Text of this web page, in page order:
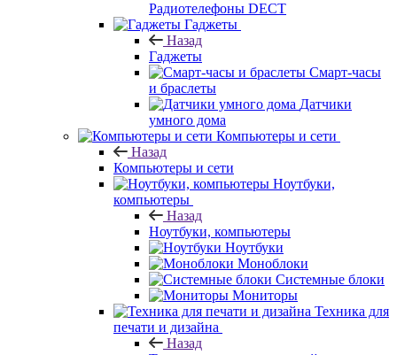
Радиотелефоны DECT
Гаджеты
Назад
Гаджеты
Смарт-часы
и браслеты
Датчики
умного дома
Компьютеры и сети
Назад
Компьютеры и сети
Ноутбуки,
компьютеры
Назад
Ноутбуки, компьютеры
Ноутбуки
Моноблоки
Системные блоки
Мониторы
Техника для
печати и дизайна
Назад